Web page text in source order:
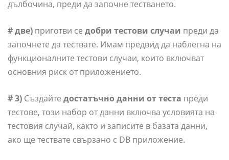
дълбочина, преди да започне тестването.
# две) приготви се добри тестови случаи преди да
започнете да тествате. Имам предвид да наблегна на
функционалните тестови случаи, които включват
основния риск от приложението.
# 3) Създайте достатъчно данни от теста преди
тестове, този набор от данни включва условията на
тестовия случай, както и записите в базата данни,
ако ще тествате свързано с DB приложение.